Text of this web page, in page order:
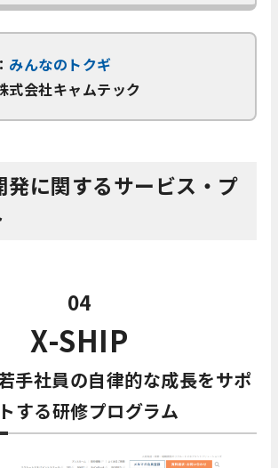
みんなのトクギ
式会社キャムテック
発に関するサービス・プ
04
X-SHIP
手社員の自律的な成長をサポ
する研修プログラム